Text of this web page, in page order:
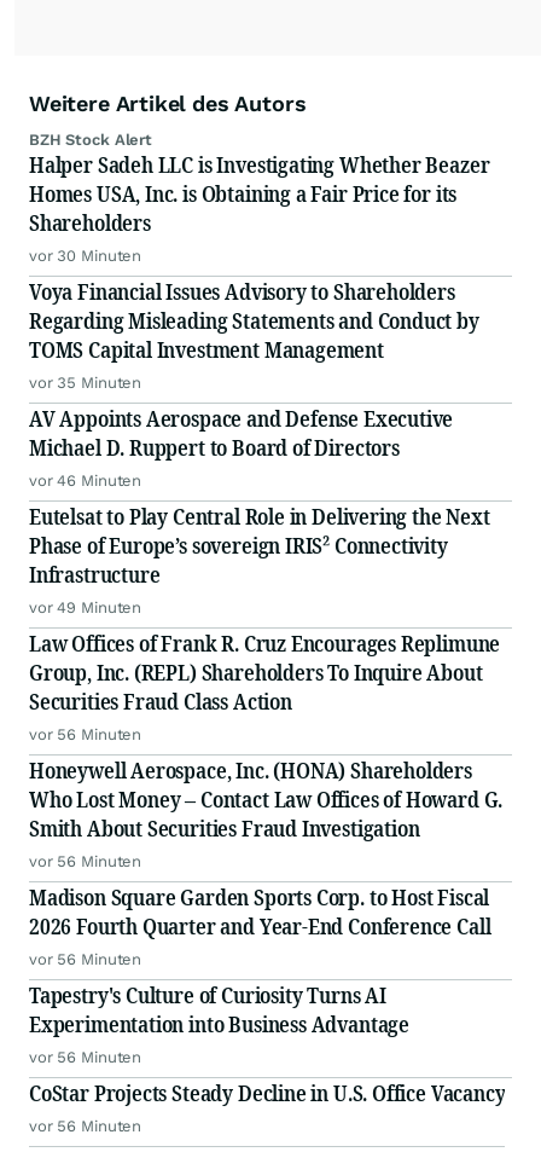
Weitere Artikel des Autors
BZH Stock Alert
Halper Sadeh LLC is Investigating Whether Beazer
Homes USA, Inc. is Obtaining a Fair Price for its
Shareholders
vor 30 Minuten
Voya Financial Issues Advisory to Shareholders
Regarding Misleading Statements and Conduct by
TOMS Capital Investment Management
vor 35 Minuten
AV Appoints Aerospace and Defense Executive
Michael D. Ruppert to Board of Directors
vor 46 Minuten
Eutelsat to Play Central Role in Delivering the Next
Phase of Europe’s sovereign IRIS² Connectivity
Infrastructure
vor 49 Minuten
Law Offices of Frank R. Cruz Encourages Replimune
Group, Inc. (REPL) Shareholders To Inquire About
Securities Fraud Class Action
vor 56 Minuten
Honeywell Aerospace, Inc. (HONA) Shareholders
Who Lost Money – Contact Law Offices of Howard G.
Smith About Securities Fraud Investigation
vor 56 Minuten
Madison Square Garden Sports Corp. to Host Fiscal
2026 Fourth Quarter and Year-End Conference Call
vor 56 Minuten
Tapestry's Culture of Curiosity Turns AI
Experimentation into Business Advantage
vor 56 Minuten
CoStar Projects Steady Decline in U.S. Office Vacancy
vor 56 Minuten